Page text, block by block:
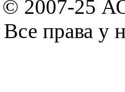
© 2007-25
Все права у